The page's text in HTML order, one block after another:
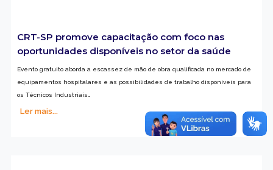
CRT-SP promove capacitação com foco nas
oportunidades disponíveis no setor da saúde
Evento gratuito aborda a escassez de mão de obra qualificada no mercado de
equipamentos hospitalares e as possibilidades de trabalho disponíveis para
os Técnicos Industriais…
Ler mais...